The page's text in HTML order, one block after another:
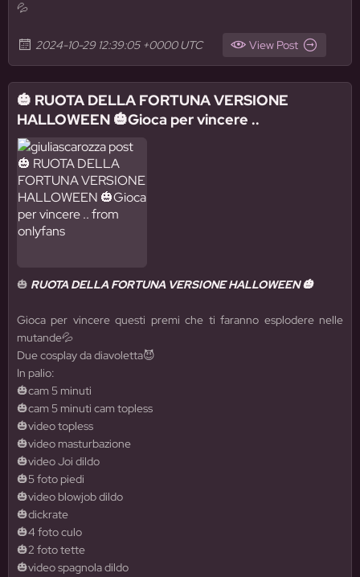
💦
2024-10-29 12:39:05 +0000 UTC View Post
🎃 RUOTA DELLA FORTUNA VERSIONE
HALLOWEEN 🎃Gioca per vincere ..
🎃 RUOTA DELLA FORTUNA VERSIONE HALLOWEEN 🎃
Gioca per vincere questi premi che ti faranno esplodere nelle
mutande💦
Due cosplay da diavoletta😈
In palio:
🎃cam 5 minuti
🎃cam 5 minuti cam topless
🎃video topless
🎃video masturbazione
🎃video Joi dildo
🎃5 foto piedi
🎃video blowjob dildo
🎃dickrate
🎃4 foto culo
🎃2 foto tette
🎃video spagnola dildo